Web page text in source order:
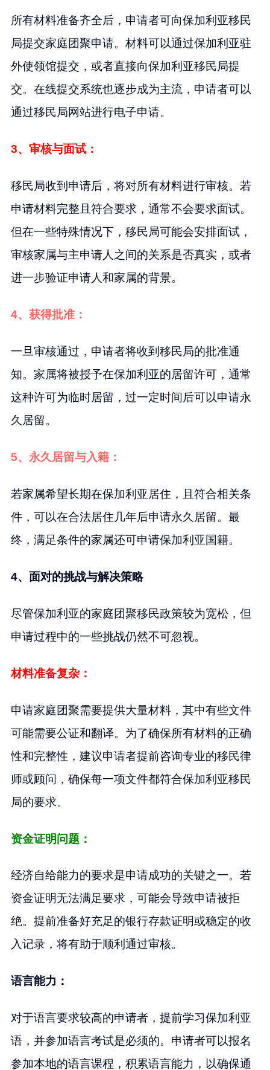
所有材料准备齐全后，申请者可向保加利亚移民
局提交家庭团聚申请。材料可以通过保加利亚驻
外使领馆提交，或者直接向保加利亚移民局提
交。在线提交系统也逐步成为主流，申请者可以
通过移民局网站进行电子申请。
3、审核与面试：
移民局收到申请后，将对所有材料进行审核。若
申请材料完整且符合要求，通常不会要求面试。
但在一些特殊情况下，移民局可能会安排面试，
审核家属与主申请人之间的关系是否真实，或者
进一步验证申请人和家属的背景。
4、获得批准：
一旦审核通过，申请者将收到移民局的批准通
知。家属将被授予在保加利亚的居留许可，通常
这种许可为临时居留，过一定时间后可以申请永
久居留。
5、永久居留与入籍：
若家属希望长期在保加利亚居住，且符合相关条
件，可以在合法居住几年后申请永久居留。最
终，满足条件的家属还可申请保加利亚国籍。
4、面对的挑战与解决策略
尽管保加利亚的家庭团聚移民政策较为宽松，但
申请过程中的一些挑战仍然不可忽视。
材料准备复杂：
申请家庭团聚需要提供大量材料，其中有些文件
可能需要公证和翻译。为了确保所有材料的正确
性和完整性，建议申请者提前咨询专业的移民律
师或顾问，确保每一项文件都符合保加利亚移民
局的要求。
资金证明问题：
经济自给能力的要求是申请成功的关键之一。若
资金证明无法满足要求，可能会导致申请被拒
绝。提前准备好充足的银行存款证明或稳定的收
入记录，将有助于顺利通过审核。
语言能力：
对于语言要求较高的申请者，提前学习保加利亚
语，并参加语言考试是必须的。申请者可以报名
参加本地的语言课程，积累语言能力，以确保通